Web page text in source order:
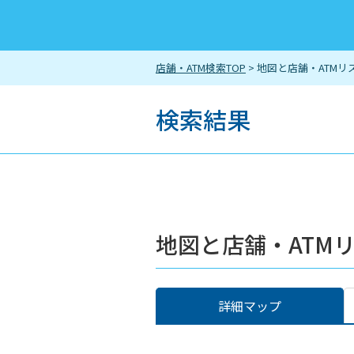
店舗・ATM検索TOP > 地図と店舗・ATMリ
検索結果
地図と店舗・ATM
詳細マップ